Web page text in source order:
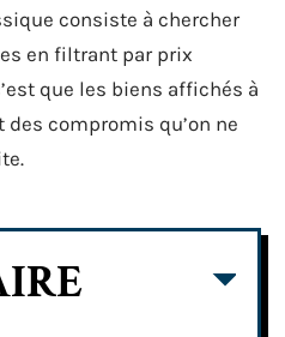
consiste à chercher
en filtrant par prix
que les biens affichés à
compromis qu’on ne